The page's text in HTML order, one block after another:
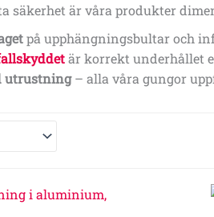
säkerhet är våra produkter
på upphängningsbultar och
är korrekt underhållet
utrustning– alla våra gungor